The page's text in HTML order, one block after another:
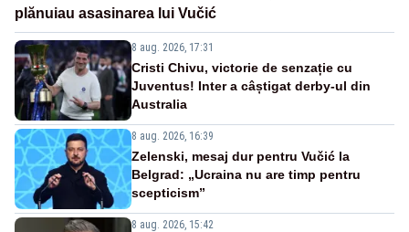
plănuiau asasinarea lui Vučić
8 aug. 2026, 17:31
Cristi Chivu, victorie de senzație cu
Juventus! Inter a câștigat derby-ul din
Australia
8 aug. 2026, 16:39
Zelenski, mesaj dur pentru Vučić la
Belgrad: „Ucraina nu are timp pentru
scepticism”
8 aug. 2026, 15:42